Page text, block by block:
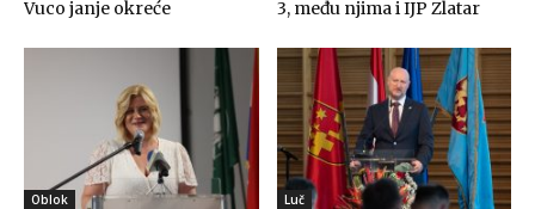
Vuco janje okreće
3, među njima i IJP Zlatar
Oblok Luč